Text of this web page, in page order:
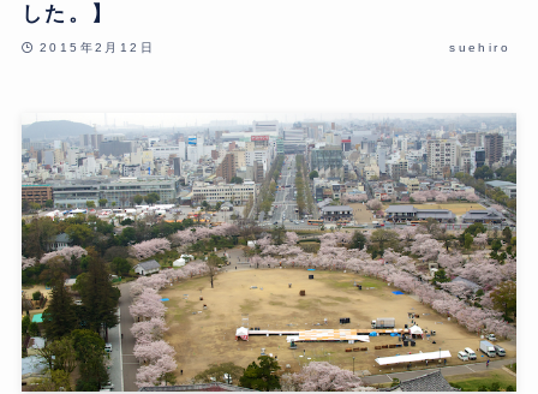
した。】
2015年2月12日 suehiro